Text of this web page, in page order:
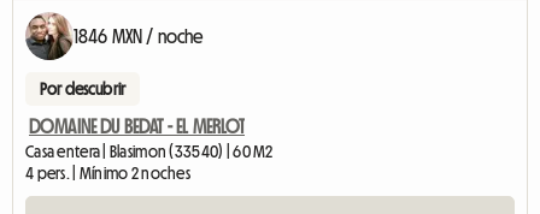
1846 MXN / noche
Por descubrir
DOMAINE DU BEDAT - EL MERLOT
Casa entera | Blasimon (33540) | 60 M2
4 pers. | Mínimo 2 noches